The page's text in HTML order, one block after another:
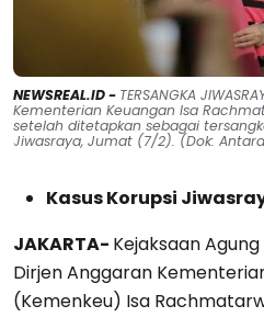
NEWSREAL.ID - TERSANGKA
Kementerian Keuangan Isa
setelah ditetapkan sebagai
Jiwasraya, Jumat (7/2). (Dok:
Kasus Korupsi
JAKARTA- Kejaksaan
Dirjen Anggaran
(Kemenkeu) Isa